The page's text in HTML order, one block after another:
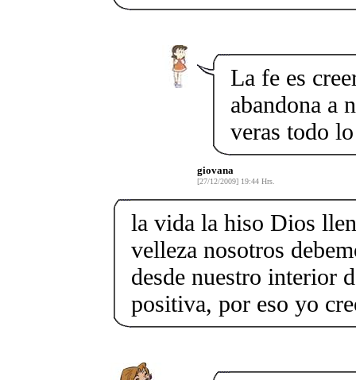
La fe es
abandona a
veras todo
giovana
[27/12/2009] 19:44 Hrs.
la vida la hiso Dios
velleza nosotros
desde nuestro interior
positiva, por eso yo